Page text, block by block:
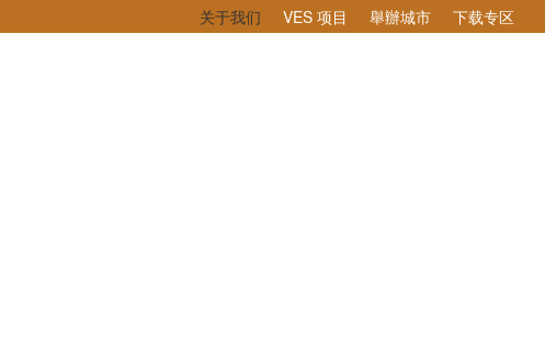
关于我们 VES 项目 舉辦城市 下载专区